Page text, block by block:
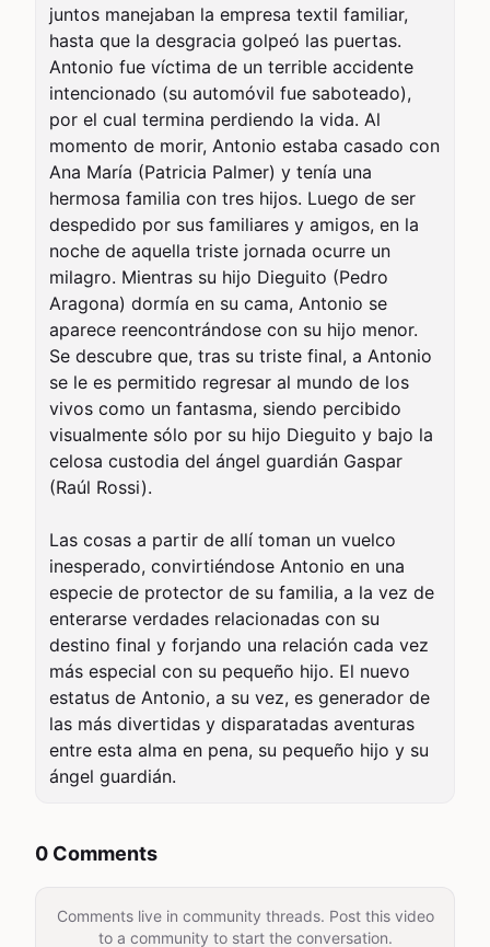
juntos manejaban la empresa textil familiar,
hasta que la desgracia golpeó las puertas.
Antonio fue víctima de un terrible accidente
intencionado (su automóvil fue saboteado),
por el cual termina perdiendo la vida. Al
momento de morir, Antonio estaba casado con
Ana María (Patricia Palmer) y tenía una
hermosa familia con tres hijos. Luego de ser
despedido por sus familiares y amigos, en la
noche de aquella triste jornada ocurre un
milagro. Mientras su hijo Dieguito (Pedro
Aragona) dormía en su cama, Antonio se
aparece reencontrándose con su hijo menor.
Se descubre que, tras su triste final, a Antonio
se le es permitido regresar al mundo de los
vivos como un fantasma, siendo percibido
visualmente sólo por su hijo Dieguito y bajo la
celosa custodia del ángel guardián Gaspar
(Raúl Rossi).
Las cosas a partir de allí toman un vuelco
inesperado, convirtiéndose Antonio en una
especie de protector de su familia, a la vez de
enterarse verdades relacionadas con su
destino final y forjando una relación cada vez
más especial con su pequeño hijo. El nuevo
estatus de Antonio, a su vez, es generador de
las más divertidas y disparatadas aventuras
entre esta alma en pena, su pequeño hijo y su
ángel guardián.
0 Comments
Comments live in community threads. Post this video
to a community to start the conversation.